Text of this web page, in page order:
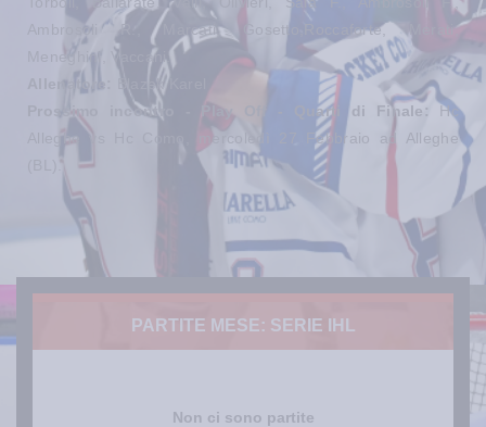
Ambrosoli R., Marcati, Gosetto,Roccaforte, Merati,
Meneghini, Vaccani.
Allenatore:
Blazek Karel
Prossimo incontro - Play Off - Quarti di Finale:
Hc
Alleghe vs Hc Como, mercoledì 27 Febbraio ad Alleghe
(BL).
PARTITE MESE: SERIE IHL
Non ci sono partite